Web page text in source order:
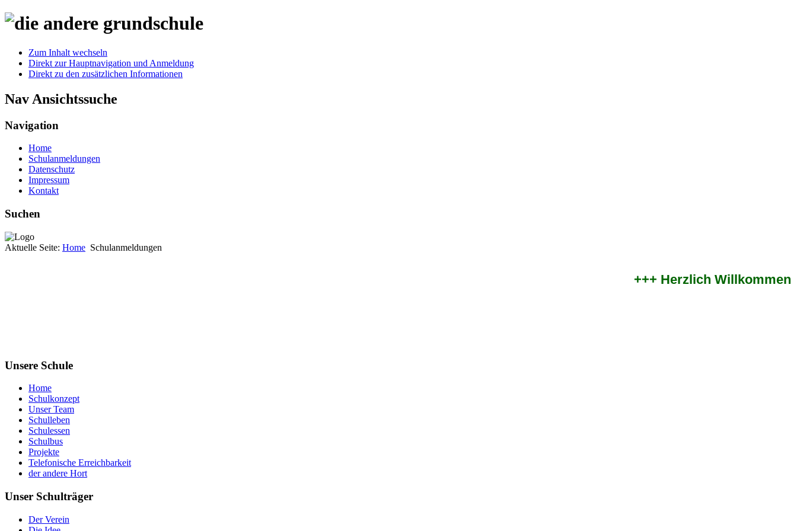
Zum Inhalt wechseln
Direkt zur Hauptnavigation und Anmeldung
Direkt zu den zusätzlichen Informationen
Nav Ansichtssuche
Navigation
Home
Schulanmeldungen
Datenschutz
Impressum
Kontakt
Suchen
Aktuelle Seite: Home Schulanmeldungen
+++ Herzlich Willkommen
Unsere Schule
Home
Schulkonzept
Unser Team
Schulleben
Schulessen
Schulbus
Projekte
Telefonische Erreichbarkeit
der andere Hort
Unser Schulträger
Der Verein